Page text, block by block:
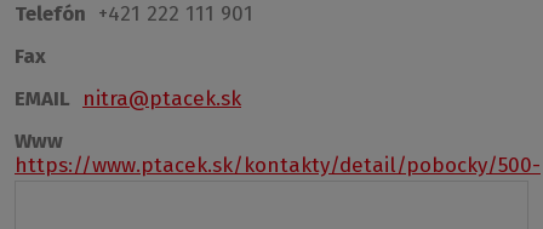
Telefón +421 222 111 901
Fax
EMAIL
nitra@ptacek.sk
Www
https://www.ptacek.sk/kontakty/detail/pobocky/500-